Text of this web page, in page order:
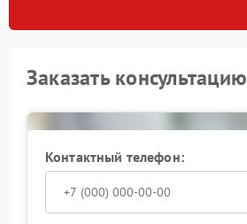
Заказать консультацию
Контактный телефон: